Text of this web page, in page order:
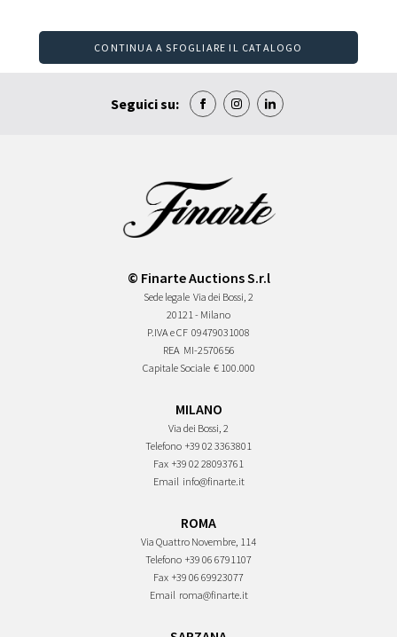
CONTINUA A SFOGLIARE IL CATALOGO
Seguici su:
© Finarte Auctions S.r.l
Sede legale Via dei Bossi, 2
20121 - Milano
P.IVA e CF 09479031008
REA MI-2570656
Capitale Sociale € 100.000
MILANO
Via dei Bossi, 2
Telefono +39 02 3363801
Fax +39 02 28093761
Email info@finarte.it
ROMA
Via Quattro Novembre, 114
Telefono +39 06 6791107
Fax +39 06 69923077
Email roma@finarte.it